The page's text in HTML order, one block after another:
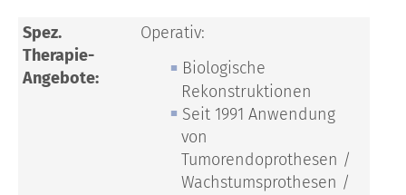
Spez.
Therapie-
Angebote:
Operativ:
Biologische
Rekonstruktionen
Seit 1991 Anwendung
von
Tumorendoprothesen /
Wachstumsprothesen /